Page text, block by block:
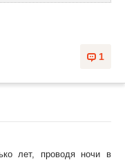
1
лет, проводя ночи в